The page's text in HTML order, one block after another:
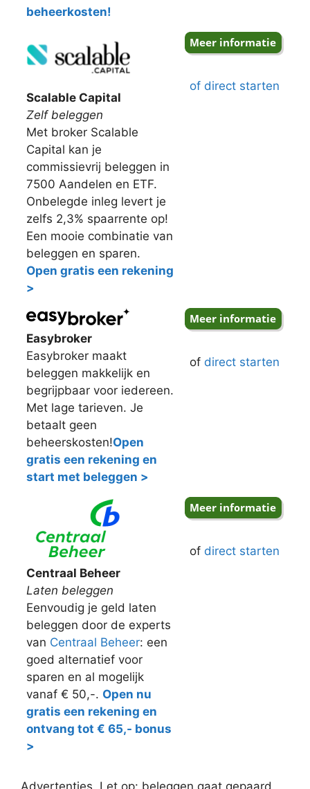
beheerkosten!
Scalable Capital
Zelf beleggen
Met broker Scalable
Capital kan je
commissievrij beleggen in
7500 Aandelen en ETF.
Onbelegde inleg levert je
zelfs 2,3% spaarrente op!
Een mooie combinatie van
beleggen en sparen.
Open gratis een rekening
>
of direct starten
Easybroker
Easybroker maakt
beleggen makkelijk en
begrijpbaar voor iedereen.
Met lage tarieven. Je
betaalt geen
beheerskosten!Open
gratis een rekening en
start met beleggen >
of direct starten
Centraal Beheer
Laten beleggen
Eenvoudig je geld laten
beleggen door de experts
van Centraal Beheer: een
goed alternatief voor
sparen en al mogelijk
vanaf € 50,-. Open nu
gratis een rekening en
ontvang tot € 65,- bonus
>
of direct starten
Advertenties. Let op: beleggen gaat gepaard